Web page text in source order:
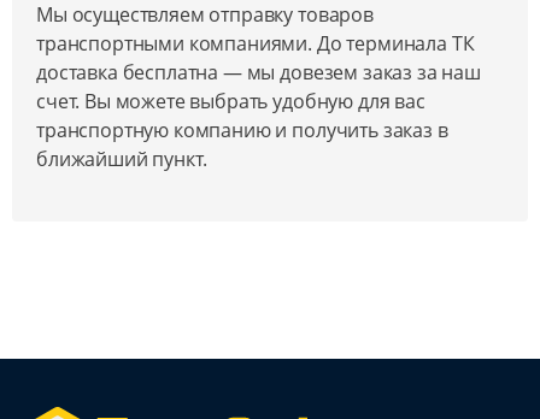
Мы осуществляем отправку товаров
транспортными компаниями. До терминала ТК
доставка бесплатна — мы довезем заказ за наш
счет. Вы можете выбрать удобную для вас
транспортную компанию и получить заказ в
ближайший пункт.